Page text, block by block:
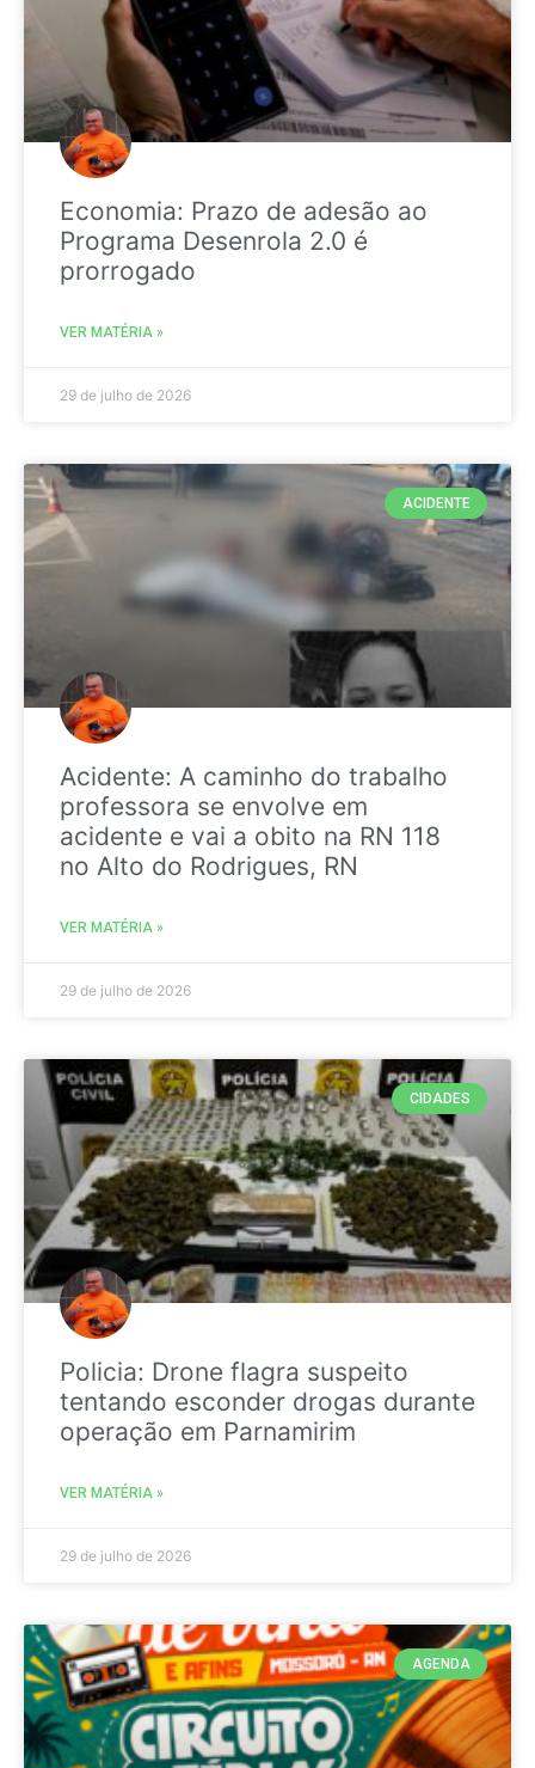
Economia: Prazo de adesão ao
Programa Desenrola 2.0 é
prorrogado
VER MATÉRIA »
29 de julho de 2026
ACIDENTE
Acidente: A caminho do trabalho
professora se envolve em
acidente e vai a obito na RN 118
no Alto do Rodrigues, RN
VER MATÉRIA »
29 de julho de 2026
CIDADES
Policia: Drone flagra suspeito
tentando esconder drogas durante
operação em Parnamirim
VER MATÉRIA »
29 de julho de 2026
AGENDA